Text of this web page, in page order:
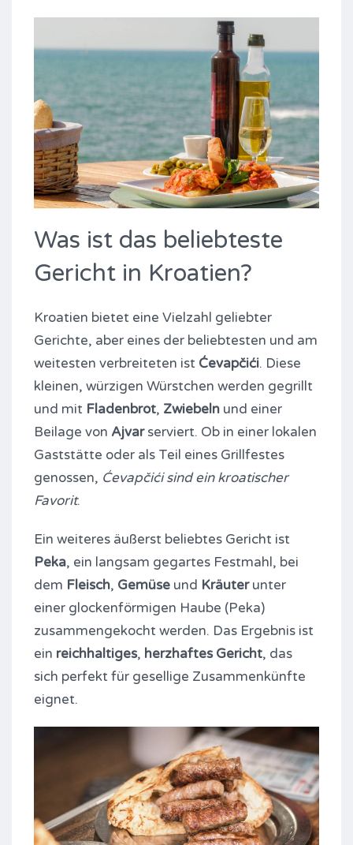
Was ist das beliebteste
Gericht in Kroatien?
Kroatien bietet eine Vielzahl geliebter
Gerichte, aber eines der beliebtesten und am
weitesten verbreiteten ist Ćevapčići. Diese
kleinen, würzigen Würstchen werden gegrillt
und mit Fladenbrot, Zwiebeln und einer
Beilage von Ajvarserviert. Ob in einer lokalen
Gaststätte oder als Teil eines Grillfestes
genossen, Ćevapčići sind ein kroatischer
Favorit.
Ein weiteres äußerst beliebtes Gericht ist
Peka, ein langsam gegartes Festmahl, bei
dem Fleisch, Gemüse und Kräuterunter
einer glockenförmigen Haube (Peka)
zusammengekocht werden. Das Ergebnis ist
ein reichhaltiges, herzhaftes Gericht, das
sich perfekt für gesellige Zusammenkünfte
eignet.